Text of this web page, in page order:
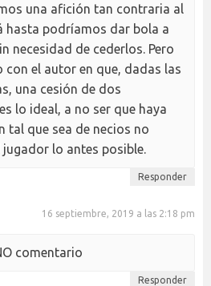
una afición tan contraria al
hasta podríamos dar bola a
necesidad de cederlos. Pero
con el autor en que, dadas las
una cesión de dos
lo ideal, a no ser que haya
tal que sea de necios no
lo antes posible.
Responder
16 septiembre, 2019 a las 2:18 pm
comentario
Responder